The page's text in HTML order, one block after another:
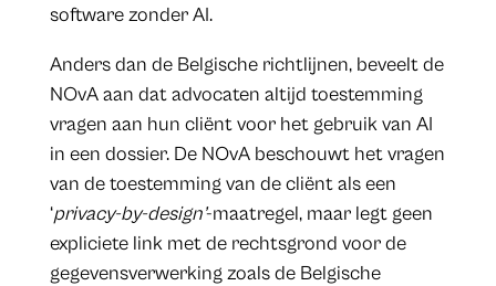
software zonder AI.
Anders dan de Belgische richtlijnen, beveelt de
NOvA aan dat advocaten altijd toestemming
vragen aan hun cliënt voor het gebruik van AI
in een dossier. De NOvA beschouwt het vragen
van de toestemming van de cliënt als een
‘privacy-by-design’-maatregel, maar legt geen
expliciete link met de rechtsgrond voor de
gegevensverwerking zoals de Belgische